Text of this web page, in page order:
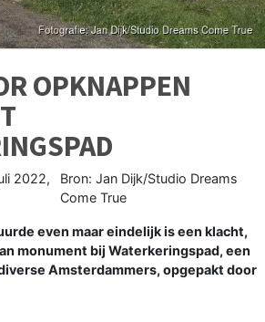
OPKNAPPEN
2022,
Bron: Jan Dijk/Studio Dreams
Come True
even maar eindelijk is een klacht,
monument bij Waterkeringspad, een
Amsterdammers, opgepakt door